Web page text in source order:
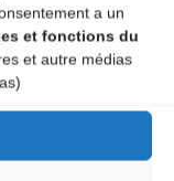
a un
et fonctions du
et autre médias